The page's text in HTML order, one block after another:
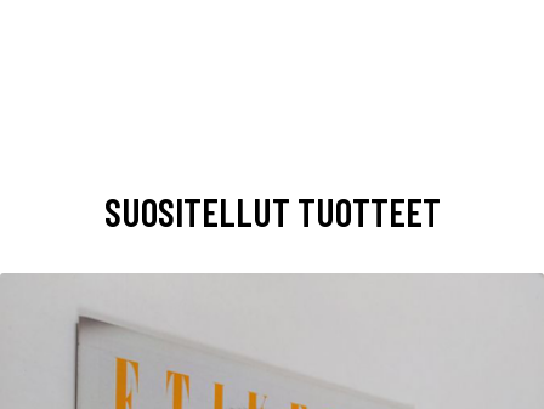
SUOSITELLUT TUOTTEET